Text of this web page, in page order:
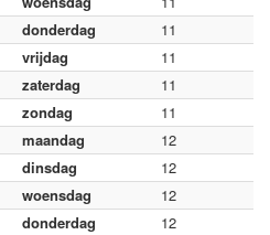
donderdag
11
vrijdag
11
zaterdag
11
zondag
11
maandag
12
dinsdag
12
woensdag
12
donderdag
12